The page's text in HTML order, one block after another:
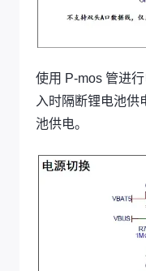
使用 P-mos 管进
入时隔断锂电池供
池供电。